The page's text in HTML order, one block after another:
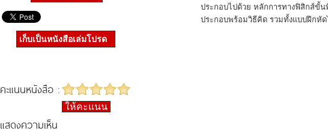
ประกอบไปด้วย หลักการทางฟิสิกส์ขั้น
ประกอบพร้อมวิธีคิด รวมทั้งแบบฝึกหัด
เก็บเป็นหนังสือเล่มโปรด
คะแนนหนังสือ :
ให้คะแนน
แสดงความเห็น